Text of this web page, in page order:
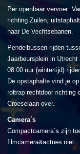
Per openbaar vervoer:
richting Zuilen,
naar De Vechtsebanen.
Pendelbussen rijden
Jaarbeursplein in
08:00 uur (wintertijd)
De opstaphalte vind je
roltrap rechtdoor richting
Croeselaan over.
Camera´s
Compactcamera´s zijn
filmcamera&actues niet.